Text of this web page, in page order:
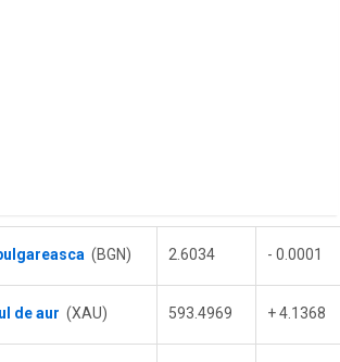
(BGN) 2.6034 - 0.0001
de aur (XAU) 593.4969 + 4.1368